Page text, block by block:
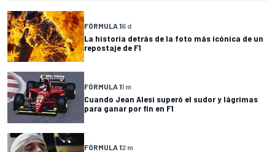
FÓRMULA 16 d
La historia detrás de la foto más icónica de un
repostaje de F1
FÓRMULA 11 m
Cuando Jean Alesi superó el sudor y lágrimas
para ganar por fin en F1
FÓRMULA 12 m